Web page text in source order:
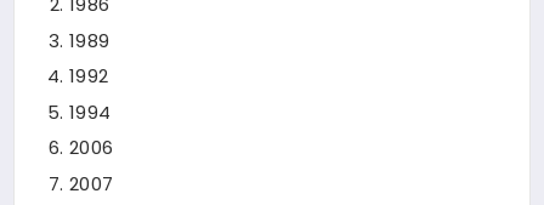
1989
1992
1994
2006
2007